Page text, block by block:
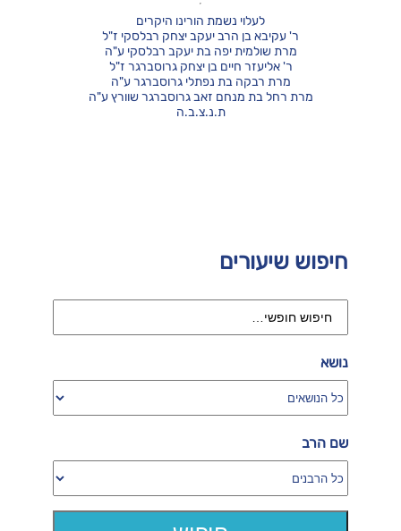
חיפוש שיעורים
נושא
שם הרב
לעלוי נשמת הורינו היקרים
ר' עקיבא בן הרב יעקב יצחק רבלסקי ז"ל
מרת שולמית יפה בת יעקב רבלסקי ע"ה
ר' אליעזר חיים בן יצחק גרוסברגר ז"ל
מרת רבקה בת נפתלי גרוסברגר ע"ה
מרת רחל בת מנחם זאב גרוסברגר שוורץ ע"ה
ת.נ.צ.ב.ה